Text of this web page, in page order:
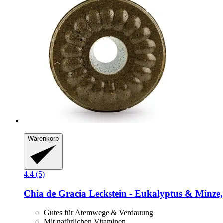
Warenkorb
4.4 (5)
Chia de Gracia Leckstein -​ Eukalyptus &
Gutes für Atemwege & Verdauung